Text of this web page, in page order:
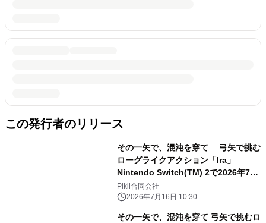
この発行者のリリース
その一矢で、混沌を穿て 弓矢で挑む
ローグライクアクション「Ira」
Nintendo Switch(TM) 2で2026年7月
30日(木)配信決定！
Pikii合同会社
2026年7月16日 10:30
その一矢で、混沌を穿て 弓矢で挑むロ